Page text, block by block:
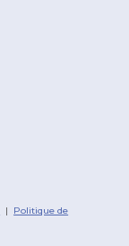
| Politique de